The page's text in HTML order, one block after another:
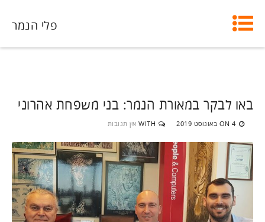
פלי הנמר
באו לבקר במאורת הנמר: בני משפחת אהרוני
ON 4 באוגוסט 2019 WITH אין תגובות